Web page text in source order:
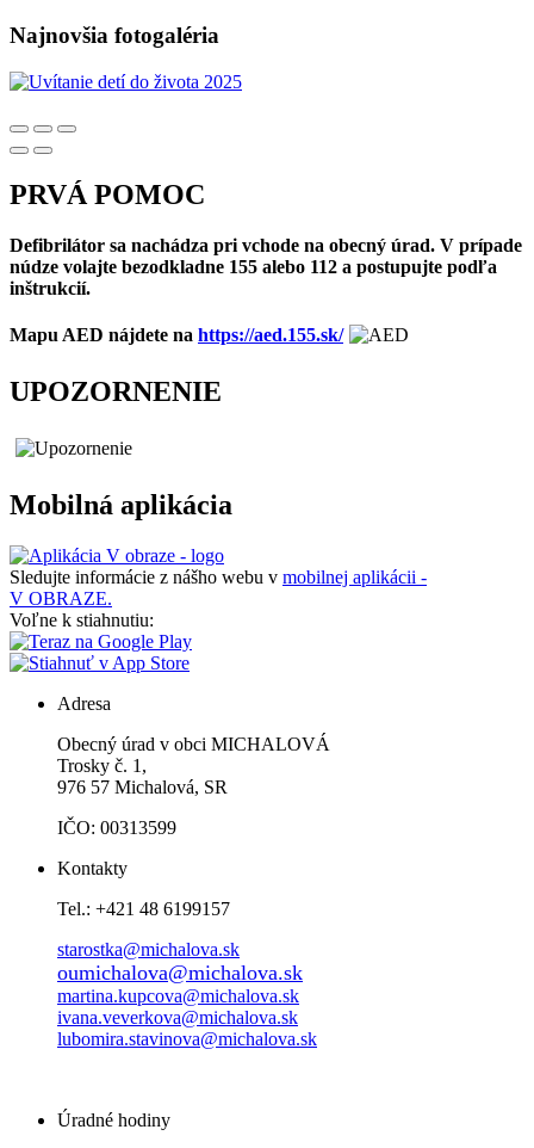
Najnovšia fotogaléria
PRVÁ POMOC
Defibrilátor sa nachádza pri vchode na obecný úrad. V prípade
núdze volajte bezodkladne 155 alebo 112 a postupujte podľa
inštrukcií.
Mapu AED nájdete na https://aed.155.sk/
UPOZORNENIE
Mobilná aplikácia
Sledujte informácie z nášho webu v mobilnej aplikácii -
V OBRAZE.
Voľne k stiahnutiu:
Adresa
Obecný úrad v obci MICHALOVÁ
Trosky č. 1,
976 57 Michalová, SR
IČO: 00313599
Kontakty
Tel.: +421 48 6199157
starostka@michalova.sk
oumichalova@michalova.sk
martina.kupcova@michalova.sk
ivana.veverkova@michalova.sk
lubomira.stavinova@michalova.sk
Úradné hodiny